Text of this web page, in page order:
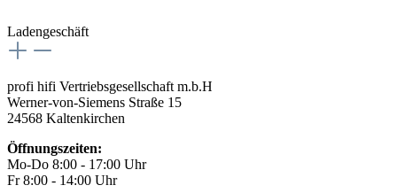
Ladengeschäft
profi hifi Vertriebsgesellschaft m.b.H
Werner-von-Siemens Straße 15
24568 Kaltenkirchen
Öffnungszeiten:
Mo-Do 8:00 - 17:00 Uhr
Fr 8:00 - 14:00 Uhr